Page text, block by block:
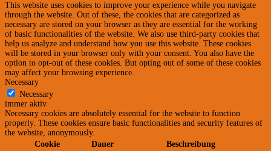
This website uses cookies to improve your experience while you navigate
through the website. Out of these, the cookies that are categorized as
necessary are stored on your browser as they are essential for the working
of basic functionalities of the website. We also use third-party cookies that
help us analyze and understand how you use this website. These cookies
will be stored in your browser only with your consent. You also have the
option to opt-out of these cookies. But opting out of some of these cookies
may affect your browsing experience.
Necessary
Necessary
immer aktiv
Necessary cookies are absolutely essential for the website to function
properly. These cookies ensure basic functionalities and security features of
the website, anonymously.
Cookie
Dauer Beschreibung